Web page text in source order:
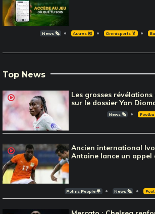
News 🗞️ Autres 🎽 Omnisports 🏅
Top News
Les grosses
sur le dossier Yan
News 🗞️
Ancien international
Antoine lance un appel
Potins People 🌟 News 🗞️